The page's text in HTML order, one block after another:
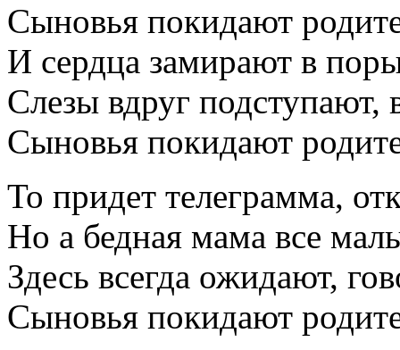
Сыновья покидают
И сердца замирают в
Слезы вдруг подступают,
Сыновья покидают
То придет телеграмма,
Но а бедная мама все
Здесь всегда ожидают,
Сыновья покидают